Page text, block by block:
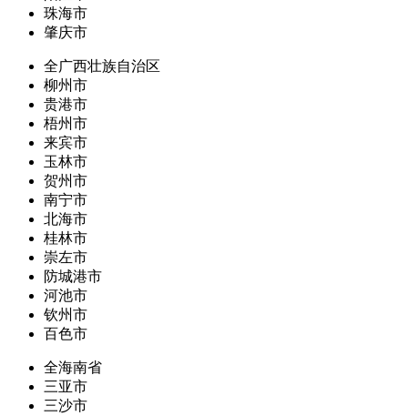
珠海市
肇庆市
全广西壮族自治区
柳州市
贵港市
梧州市
来宾市
玉林市
贺州市
南宁市
北海市
桂林市
崇左市
防城港市
河池市
钦州市
百色市
全海南省
三亚市
三沙市